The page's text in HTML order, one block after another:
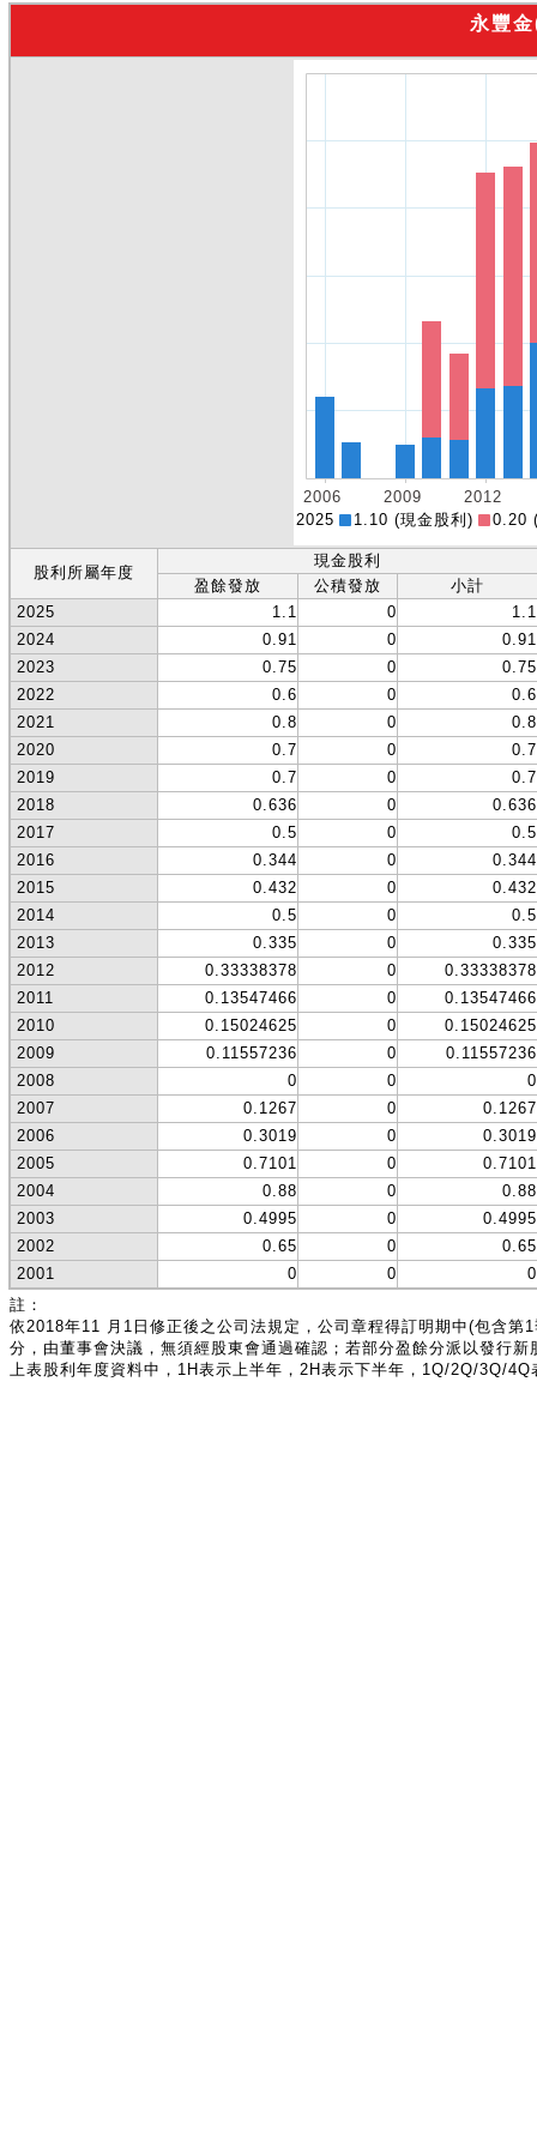
永豐
2025 1.10 (現金股利) 0.20
股利所屬年度
現金股利
盈餘發放
公積發放
小計
2025
1.1 0
1.1
2024
0.91 0
0.91
2023
0.75 0
0.75
2022
0.6 0
0.6
2021
0.8 0
0.8
2020
0.7 0
0.7
2019
0.7 0
0.7
2018
0.636 0
0.636
2017
0.5 0
0.5
2016
0.344 0
0.344
2015
0.432 0
0.432
2014
0.5 0
0.5
2013
0.335 0
0.335
2012
0.33338378 0
0.33338378
2011
0.13547466 0
0.13547466
2010
0.15024625 0
0.15024625
2009
0.11557236 0
0.11557236
2008
0 0
0
2007
0.1267 0
0.1267
2006
0.3019 0
0.3019
2005
0.7101 0
0.7101
2004
0.88 0
0.88
2003
0.4995 0
0.4995
2002
0.65 0
0.65
2001
0 0
0
註：
依2018年11 月1日修正後之公司法規定，公司章程得訂明期中(包含
分，由董事會決議，無須經股東會通過確認；若部分盈餘分派以發行
上表股利年度資料中，1H表示上半年，2H表示下半年，1Q/2Q/3Q/